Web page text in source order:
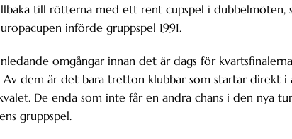
till rötterna med ett rent cupspel i dubbelmöten,
införde gruppspel 1991.
omgångar innan det är dags för
dem är det bara tretton klubbar som startar direkt i
De enda som inte får en andra chans i den nya
gruppspel.